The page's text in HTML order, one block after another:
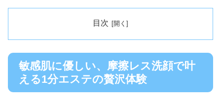
目次
敏感肌に優しい、摩擦レス洗顔で叶
える1分エステの贅沢体験